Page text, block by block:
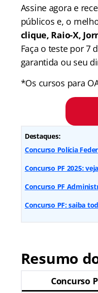
Assine agora e
públicos e, o
clique, Raio-X,
Faça o teste por 7
garantida ou seu
*Os cursos para
Destaques:
Concurso Polícia
Concurso PF 2025:
Concurso PF
Concurso PF: saiba
Resumo
Concurso